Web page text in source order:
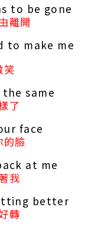
to be gone
離開
to make me
笑
same
了
face
臉
at me
我
better
轉